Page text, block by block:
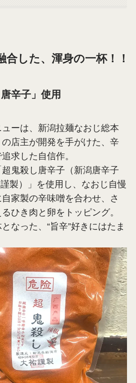
合した、渾身の一杯！！
辛子」使用
ーは、新潟拉麺なおじ総本
店主が開発を手がけた、辛
求した自信作。
鬼殺し唐辛子（新潟唐辛子
製）」を使用し、なおじ自慢
家製の辛味噌を合わせ、さ
ひき肉と卵をトッピング。
なった、“旨辛”好きにはたま